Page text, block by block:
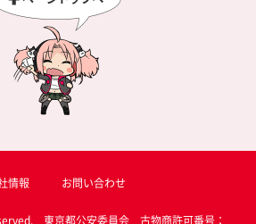
情報 お問い合わせ
東京都公安委員会 古物商許可番号：